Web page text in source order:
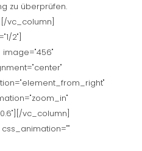
zu überprüfen.
vc_column]
2"]
vc_column]